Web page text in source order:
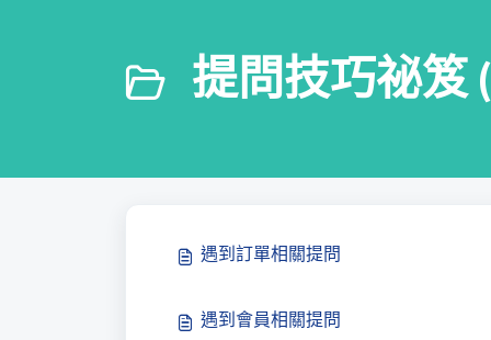
提問技巧祕笈
遇到訂單相關提問
遇到會員相關提問